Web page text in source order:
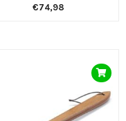
€74,98